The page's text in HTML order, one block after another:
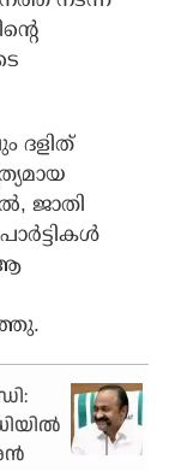
ദളിത്
ജാതി
ആ